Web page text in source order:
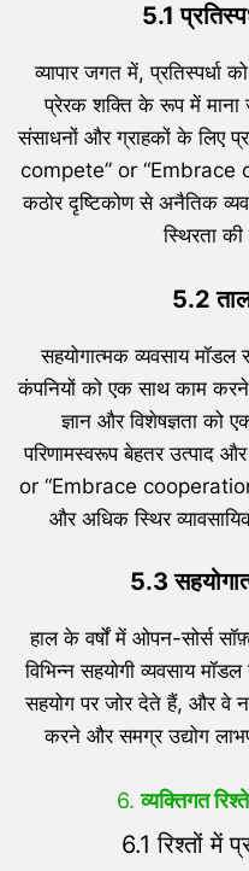
5.1
व्यापार जगत में,
प्रेरक शक्ति के रूप में माना
संसाधनों और ग्राहकों के लिए
compete” or
कठोर दृष्टिकोण से अनैतिक
स्थिरता
5.2
सहयोगात्मक व्यवसाय मॉडल
कंपनियों को एक साथ काम
ज्ञान और विशेषज्ञता को
परिणामस्वरूप बेहतर उत्पाद
or “Embrace
और अधिक स्थिर
5.3
हाल के वर्षों में ओपन-सोर्स
विभिन्न सहयोगी व्यवसाय
सहयोग पर जोर देते हैं, और वे
करने और समग्र उद्योग
6.व्यक्तिगत
6.1 रिश्तों में